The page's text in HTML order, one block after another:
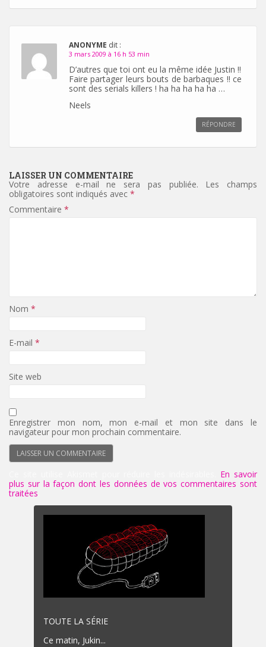
ANONYME dit :
3 mars 2009 à 16 h 53 min
D’autres que toi ont eu la même idée Justin !!
Faire partager leurs bouts de barbaques !! ce
sont des serials killers ! ha ha ha ha ha …
Neels
RÉPONDRE
LAISSER UN COMMENTAIRE
Votre adresse e-mail ne sera pas publiée.
Les champs
obligatoires sont indiqués avec *
Commentaire *
Nom *
E-mail *
Site web
Enregistrer mon nom, mon e-mail et mon site dans le
navigateur pour mon prochain commentaire.
En savoir
plus sur la façon dont les données de vos commentaires sont
traitées
TOUTE LA SÉRIE
Ce matin, Jukin...